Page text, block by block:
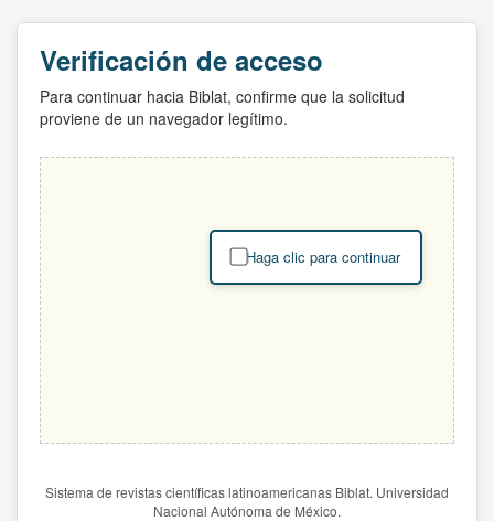
Verificación de acceso
Para continuar hacia Biblat, confirme que la solicitud
proviene de un navegador legítimo.
Haga clic para continuar
Sistema de revistas científicas latinoamericanas Biblat. Universidad
Nacional Autónoma de México.